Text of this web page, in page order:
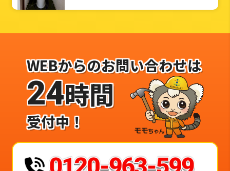
WEBからのお問い合わせは
24時間
受付中！